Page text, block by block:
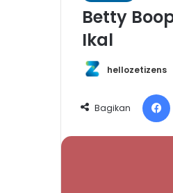
Betty
Ikal
hellozetizens
Bagikan